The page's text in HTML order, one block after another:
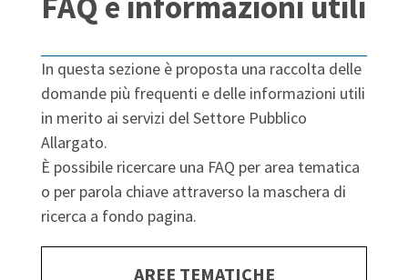
In questa sezione è proposta una raccolta delle
domande più frequenti e delle informazioni utili
in merito ai servizi del Settore Pubblico
Allargato.
È possibile ricercare una FAQ per area tematica
o per parola chiave attraverso la maschera di
ricerca a fondo pagina.
AREE TEMATICHE